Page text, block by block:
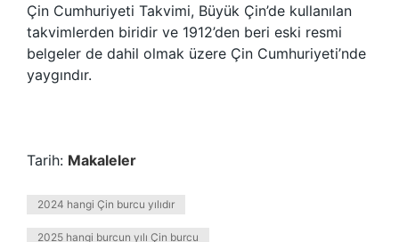
Çin Cumhuriyeti Takvimi, Büyük Çin’de kullanılan
takvimlerden biridir ve 1912’den beri eski resmi
belgeler de dahil olmak üzere Çin Cumhuriyeti’nde
yaygındır.
Tarih: Makaleler
2024 hangi Çin burcu yılıdır
2025 hangi burcun yılı Çin burcu